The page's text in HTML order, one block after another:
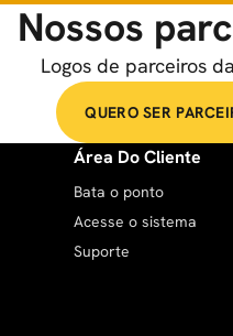
Nossos
QUERO SER
Área Do Cliente
Bata o ponto
Acesse o sistema
Suporte